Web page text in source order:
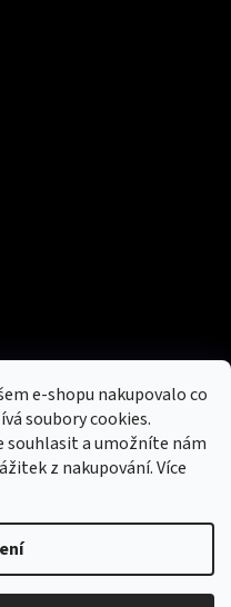
e-shopu nakupovalo co
soubory cookies.
souhlasit a umožníte nám
z nakupování.Více
Shoptet
vyhrazena.